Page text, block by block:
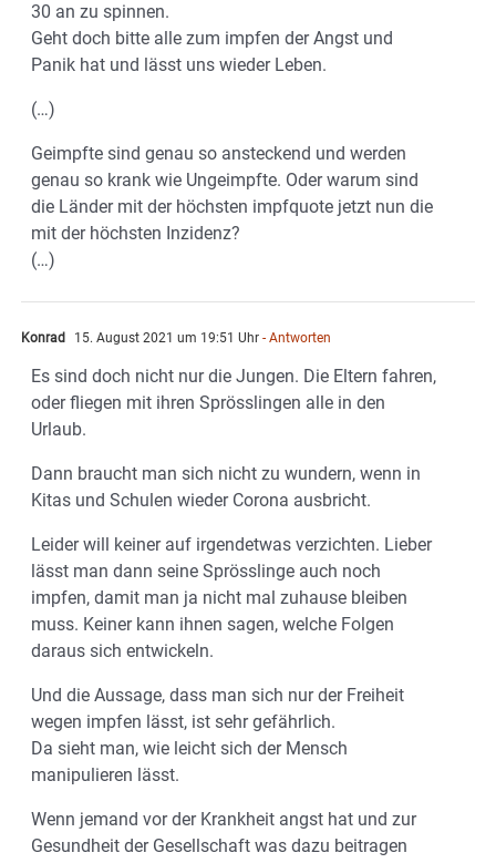
30 an zu spinnen.
Geht doch bitte alle zum impfen der Angst und
Panik hat und lässt uns wieder Leben.
(…)
Geimpfte sind genau so ansteckend und werden
genau so krank wie Ungeimpfte. Oder warum sind
die Länder mit der höchsten impfquote jetzt nun die
mit der höchsten Inzidenz?
(…)
Konrad 15. August 2021 um 19:51 Uhr - Antworten
Es sind doch nicht nur die Jungen. Die Eltern fahren,
oder fliegen mit ihren Sprösslingen alle in den
Urlaub.
Dann braucht man sich nicht zu wundern, wenn in
Kitas und Schulen wieder Corona ausbricht.
Leider will keiner auf irgendetwas verzichten. Lieber
lässt man dann seine Sprösslinge auch noch
impfen, damit man ja nicht mal zuhause bleiben
muss. Keiner kann ihnen sagen, welche Folgen
daraus sich entwickeln.
Und die Aussage, dass man sich nur der Freiheit
wegen impfen lässt, ist sehr gefährlich.
Da sieht man, wie leicht sich der Mensch
manipulieren lässt.
Wenn jemand vor der Krankheit angst hat und zur
Gesundheit der Gesellschaft was dazu beitragen